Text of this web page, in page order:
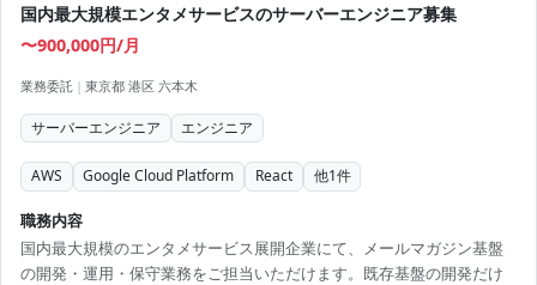
国内最大規模エンタメサービスのサーバーエンジニア募集
〜900,000円/月
業務委託 | 東京都 港区 六本木
サーバーエンジニア エンジニア
AWS Google Cloud Platform React 他1件
職務内容
国内最大規模のエンタメサービス展開企業にて、メールマガジン基盤
の開発・運用・保守業務をご担当いただけます。既存基盤の開発だけ